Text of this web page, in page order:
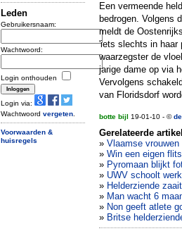
Leden
Gebruikersnaam:
Wachtwoord:
Login onthouden
Login via:
Wachtwoord vergeten
Voorwaarden &
huisregels
Een vermeende
bedrogen. Volgens
meldt de
'iets slechts in haar
waarzegster de
jarige dame op via
Vervolgens
van Floridsdorf
botte bijl 19-01-10 - ©
Gerelateerde
» Vlaamse
» Win een eigen
» Pyromaan blijkt
» UWV schoolt
» Helderziende
» Man wacht 6
» Non geeft atlete
» Britse